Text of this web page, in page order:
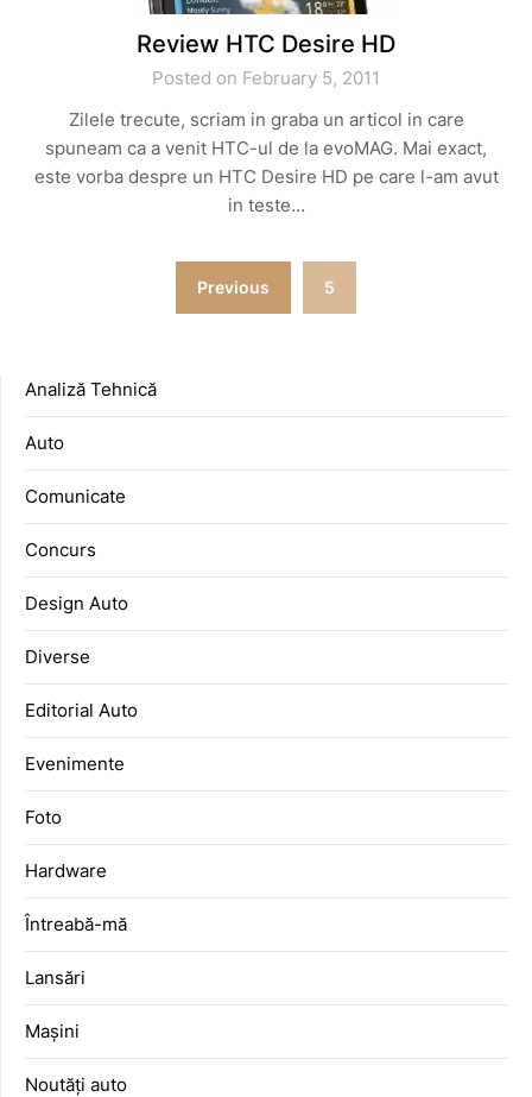
Review HTC Desire HD
Posted on February 5, 2011
Zilele trecute, scriam in graba un articol in care
spuneam ca a venit HTC-ul de la evoMAG. Mai exact,
este vorba despre un HTC Desire HD pe care l-am avut
in teste…
Previous 5
Analiză Tehnică
Auto
Comunicate
Concurs
Design Auto
Diverse
Editorial Auto
Evenimente
Foto
Hardware
Întreabă-mă
Lansări
Mașini
Noutăți auto